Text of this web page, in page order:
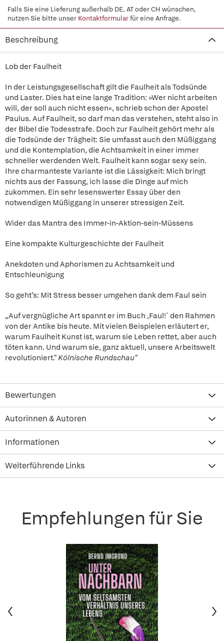
Falls Sie eine Lieferung außerhalb DE, AT oder CH wünschen,
nutzen Sie bitte unser Kontaktformularfür eine Anfrage.
Beschreibung
Lob der Faulheit
In der Leistungsgesellschaft gilt die Faulheit als Todsünde
und Laster. Dies hat eine lange Tradition: »Wer nicht arbeiten
will, der soll auch nicht essen«, schrieb schon der Apostel
Paulus. Auf Faulheit, so darf man das verstehen, steht also in
der Bibel die Todesstrafe. Doch zur Faulheit gehört mehr als
die Todsünde der Trägheit: Sie umfasst auch den Müßiggang
und die Kontemplation, die Achtsamkeit in einer immer
schneller werdenden Welt. Faulheit kann sogar sexy sein.
Ihre charmanteste Variante ist die Lässigkeit: Mich bringt
nichts aus der Fassung, ich lasse die Dinge auf mich
zukommen. Ein sehr lesenswerter Essay über den
notwendigen Müßiggang in unserer stressigen Zeit.
Wider das Mantra des Immer-in-Aktion-sein-Müssens
Eine kompakte Kulturgeschichte der Faulheit
Anekdoten und Aphorismen zu Achtsamkeit und
Entschleunigung
So geht’s: Mit Stress besser umgehen dank dem Faul sein
„Auf vergnügliche Art spannt er im Buch ,Faul!` den Rahmen
von der Antike bis heute. Mit vielen Beispielen erläutert er,
warum Faulheit Kunst ist, warum sie Leben rettet, aber auch
töten kann. Und warum sie, ganz aktuell, unsere Arbeitswelt
revolutioniert."Kölnische Rundschau"
Bewertungen
Autorinnen & Autoren
Informationen
Weiterführende Links
Empfehlungen für Sie